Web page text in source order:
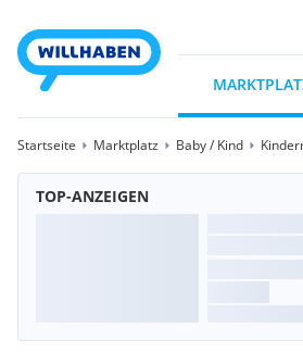
Startseite Marktplatz Baby / Kind
TOP-ANZEIGEN